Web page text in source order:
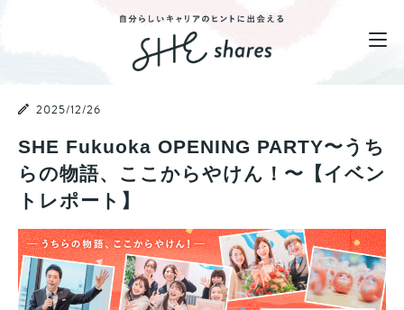
2025/12/26
SHE Fukuoka OPENING PARTY〜うち
らの物語、ここからやけん！〜【イベン
トレポート】